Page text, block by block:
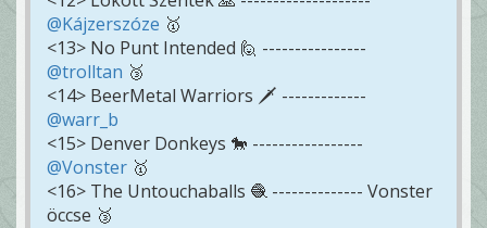
@Kájzerszóze 🥇
<13> No Punt Intended 🙋 ----------------
@trolltan 🥉
<14> BeerMetal Warriors 🗡️ -------------
@warr_b
<15> Denver Donkeys 🐎 -----------------
@Vonster 🥇
<16> The Untouchaballs 🧶 -------------- Vonster
öccse 🥉